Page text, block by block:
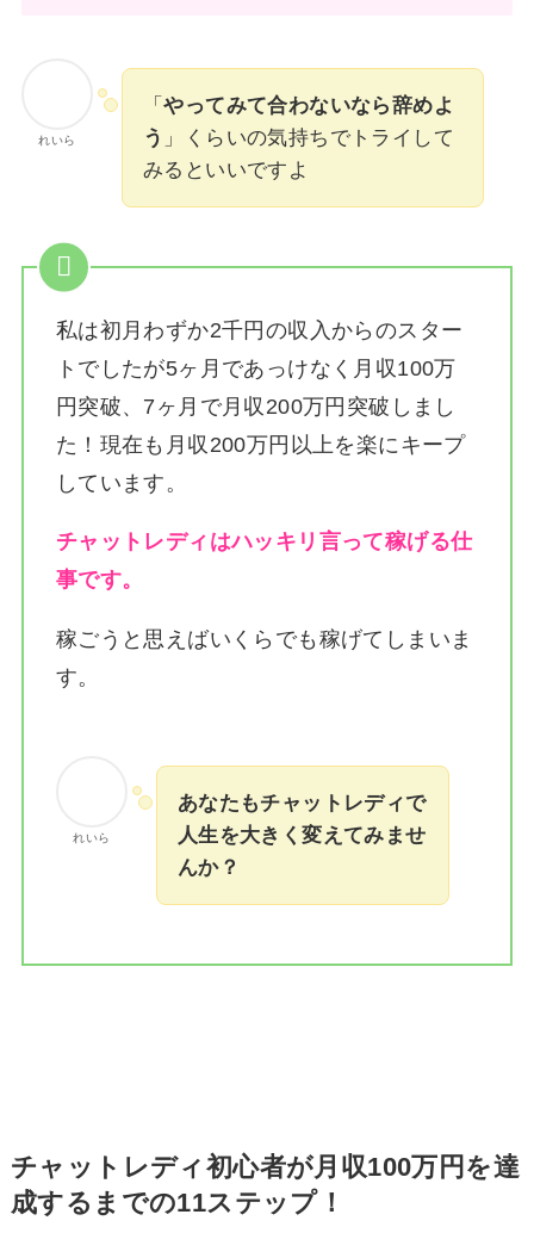
れいら
「やってみて合わないなら辞めよ
う 」くらいの気持ちでトライして
みるといいですよ
私は初月わずか2千円の収入からのスター
トでしたが5ヶ月であっけなく月収100万
円突破、7ヶ月で月収200万円突破しまし
た！ 現在も月収200万円以上を楽にキープ
しています。
チャットレディはハッキリ言って稼げる仕
事です。
稼ごうと思えばいくらでも稼げてしまいま
す。
れいら
あなたもチャットレディで
人生を大きく変えてみませ
んか？
チャットレディ初心者が月収100万円を達
成するまでの11ステップ！